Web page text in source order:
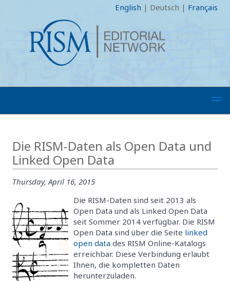
English | Deutsch | Français
Die RISM-Daten als Open Data und
Linked Open Data
Thursday, April 16, 2015
Die RISM-Daten sind seit 2013 als
Open Data und als Linked Open Data
seit Sommer 2014 verfügbar. Die RISM
Open Data sind über die Seite linked
open data des RISM Online-Katalogs
erreichbar. Diese Verbindung erlaubt
Ihnen, die kompletten Daten
herunterzuladen.